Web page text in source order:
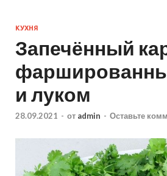
КУХНЯ
Запечённый
и луком
28.09.2021 - от admin - Оставьте